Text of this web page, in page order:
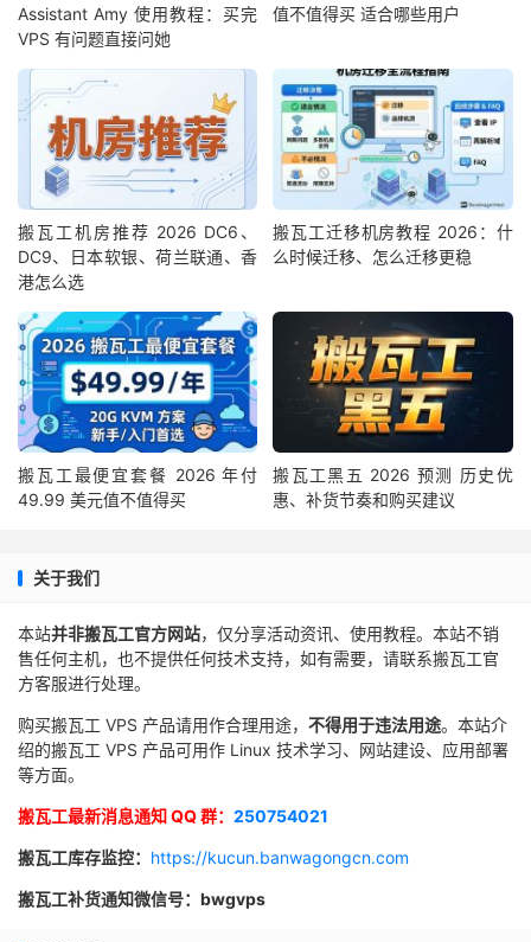
Assistant Amy 使用教程：买完
VPS 有问题直接问她
值不值得买 适合哪些用户
搬瓦工机房推荐 2026 DC6、
DC9、日本软银、荷兰联通、香
港怎么选
搬瓦工迁移机房教程 2026：什
么时候迁移、怎么迁移更稳
搬瓦工最便宜套餐 2026 年付
49.99 美元值不值得买
搬瓦工黑五 2026 预测 历史优
惠、补货节奏和购买建议
关于我们
本站并非搬瓦工官方网站，仅分享活动资讯、使用教程。本站不销
售任何主机，也不提供任何技术支持，如有需要，请联系搬瓦工官
方客服进行处理。
购买搬瓦工 VPS 产品请用作合理用途， 不得用于违法用途。本站介
绍的搬瓦工 VPS 产品可用作 Linux 技术学习、网站建设、应用部署
等方面。
搬瓦工最新消息通知 QQ 群： 250754021
搬瓦工库存监控： https://kucun.banwagongcn.com
搬瓦工补货通知微信号：bwgvps